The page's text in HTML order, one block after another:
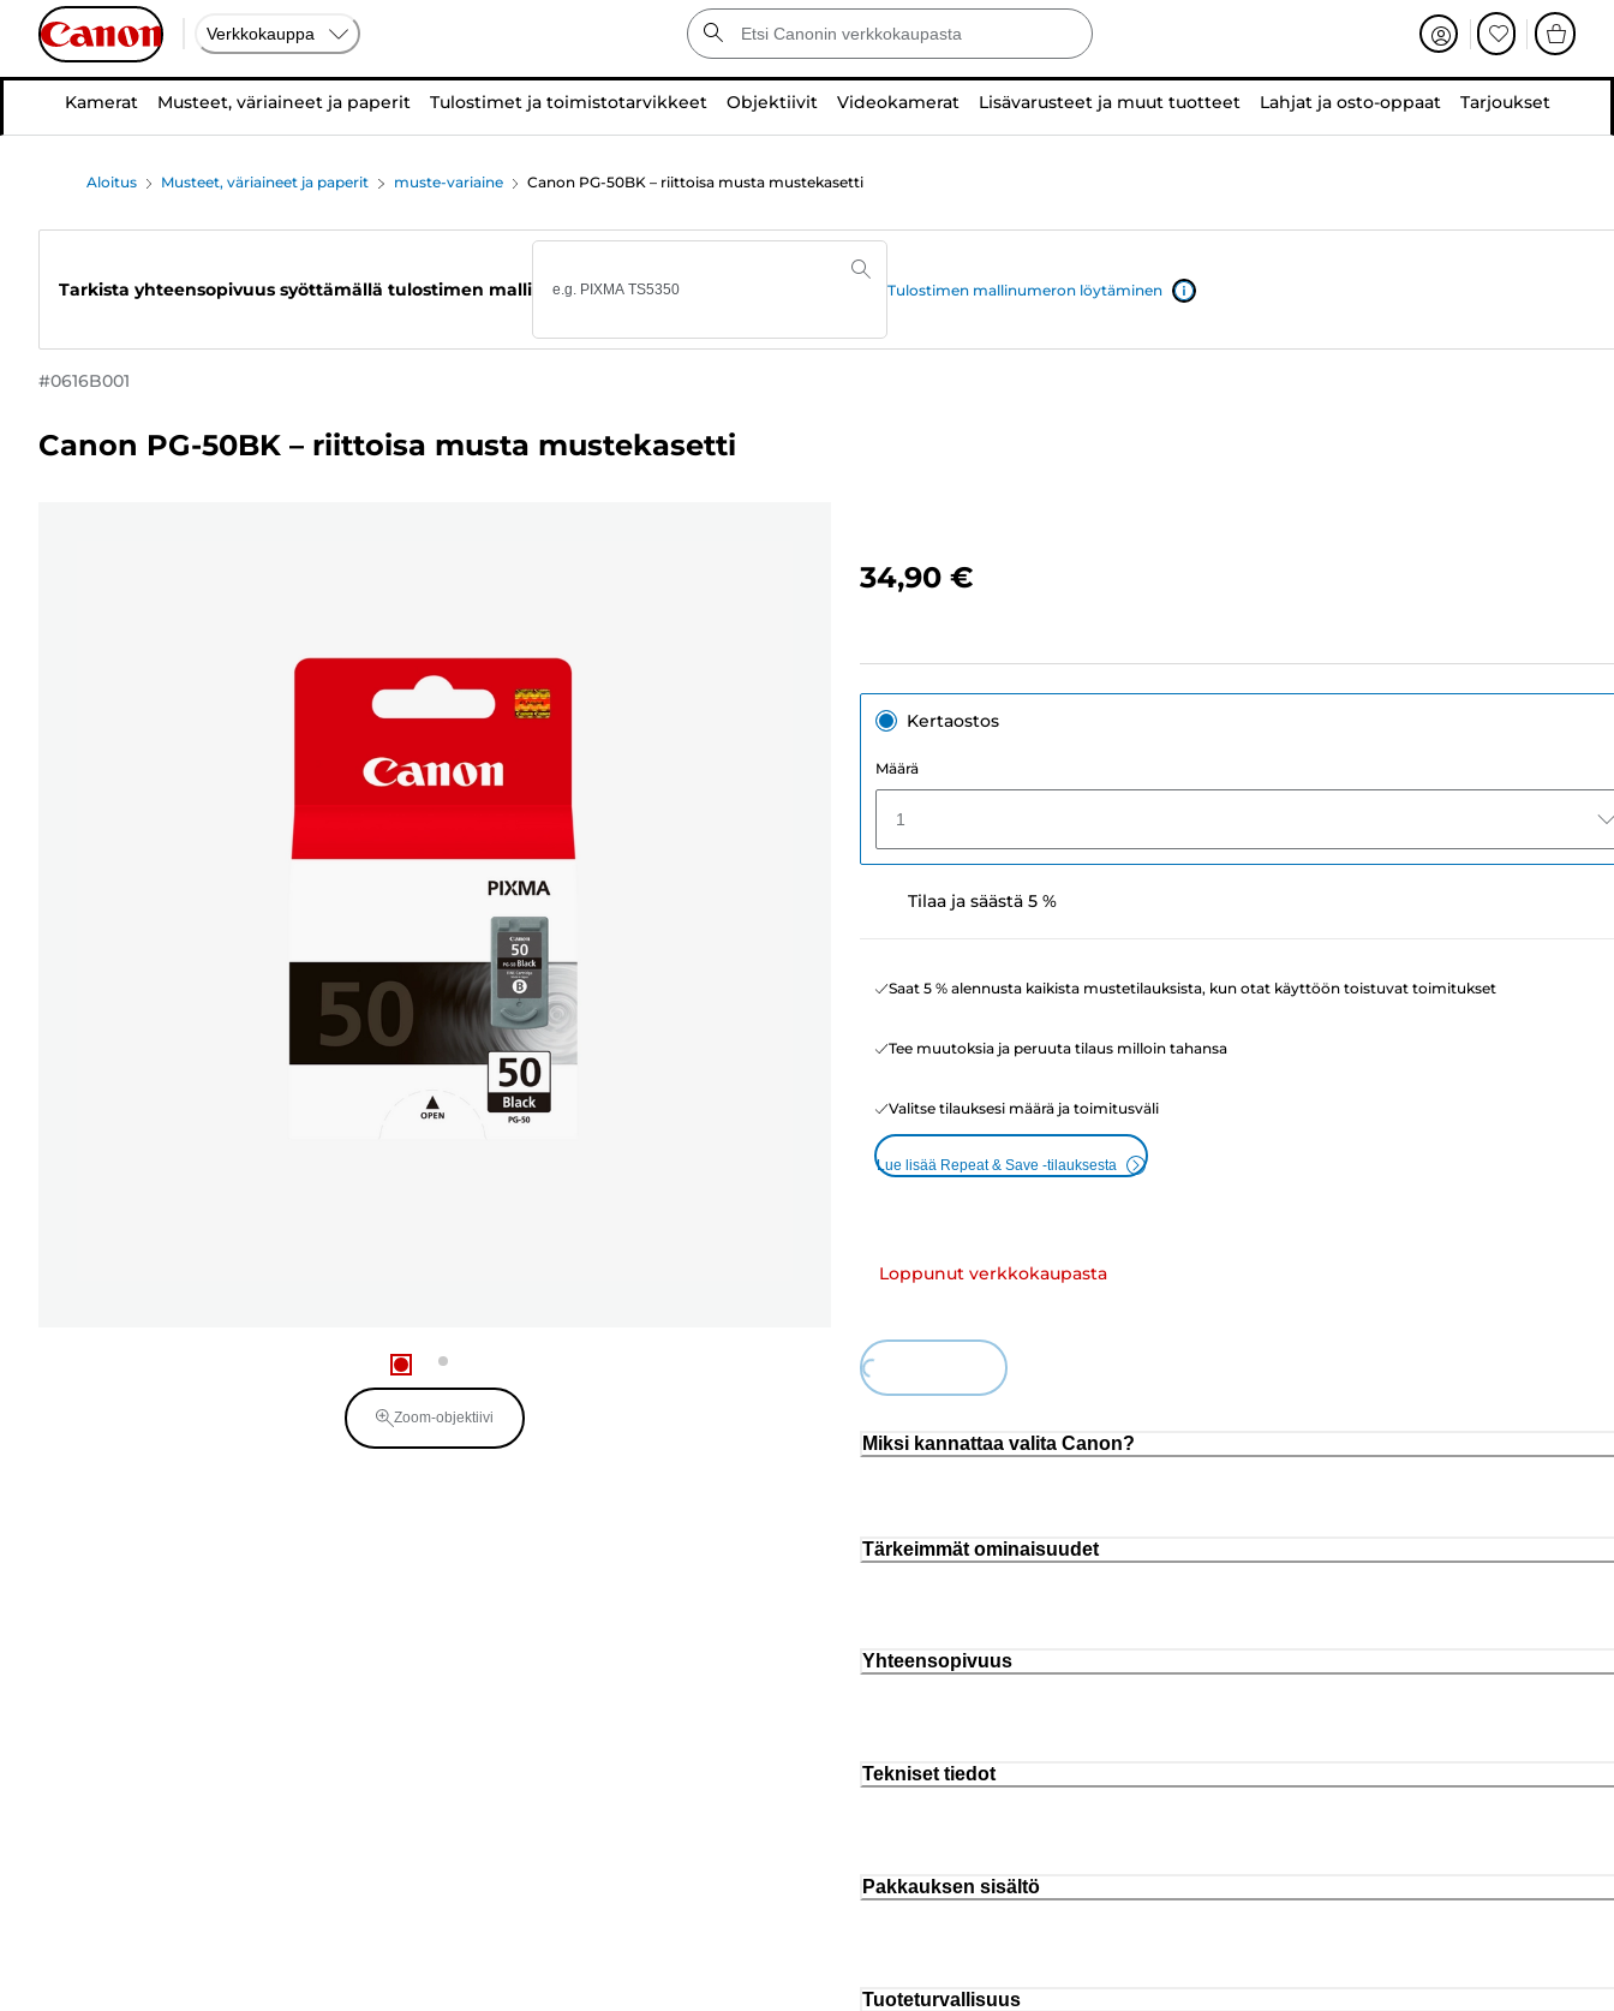
Verkkokauppa
Kamerat Musteet, väriaineet ja paperit Tulostimet ja toimistotarvikkeet Objektiivit Videokamerat Lisävarusteet ja muut tuotteet Lahjat ja osto-oppaat Tarjoukset
Aloitus Musteet, väriaineet ja paperit muste-variaine Canon PG-50BK – riittoisa musta mustekasetti
Tarkista yhteensopivuus syöttämällä tulostimen malli Tulostimen mallinumeron löytäminen
#0616B001
Canon PG-50BK – riittoisa musta mustekasetti
Zoom-objektiivi
34,90 €
Kertaostos
Määrä
1
Tilaa ja säästä 5 %
Saat 5 % alennusta kaikista mustetilauksista, kun otat käyttöön toistuvat toimitukset
Tee muutoksia ja peruuta tilaus milloin tahansa
Valitse tilauksesi määrä ja toimitusväli
Lue lisää Repeat & Save -tilauksesta
Loppunut verkkokaupasta
Loading...
Miksi kannattaa valita Canon?
Tärkeimmät ominaisuudet
Yhteensopivuus
Tekniset tiedot
Pakkauksen sisältö
Tuoteturvallisuus